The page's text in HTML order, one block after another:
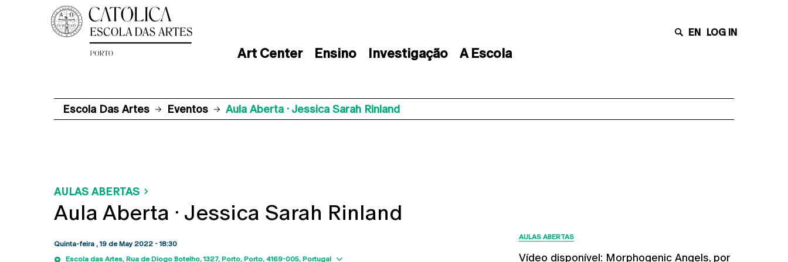
Art Center Ensino Investigação A Escola
EN LOG IN
Escola Das Artes Eventos Aula Aberta · Jessica Sarah Rinland
AULAS ABERTAS
Aula Aberta · Jessica Sarah Rinland
Quinta-feira , 19 de May 2022 - 18:30
Escola das Artes Rua de Diogo Botelho, 1327 Porto Porto 4169-005 Portugal
AULAS ABERTAS
Vídeo disponível: Morphogenic Angels, por